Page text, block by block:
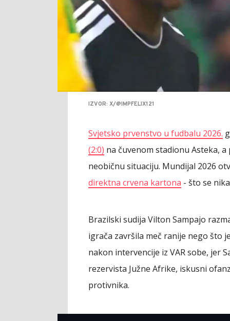
IZVOR: X/@IMPFELIX121
Svjetsko prvenstvo u fudbalu 2026.
(2:0) na čuvenom stadionu Asteka,
neobičnu situaciju. Mundijal 2026
direktna crvena kartona - što se
Brazilski sudija Vilton Sampajo
igrača završila meč ranije nego što
nakon intervencije iz VAR sobe, jer
rezervista Južne Afrike, iskusni
protivnika.